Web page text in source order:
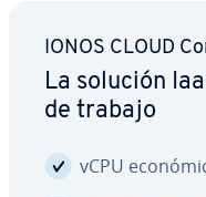
IONOS CLOUD
La solución
de trabajo
vCPU